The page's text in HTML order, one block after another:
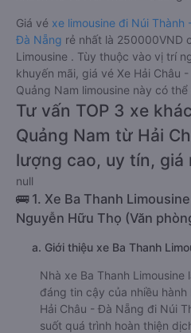
Giá vé xe limousine đi Núi
Đà Nẵng rẻ nhất là 250000VND
Limousine . Tùy thuộc vào vị trí
khuyến mãi, giá vé Xe Hải Châu
Quảng Nam limousine này có thể
Tư vấn TOP 3 xe
Quảng Nam từ Hải
lượng cao, uy tín,
null
🚌 1. Xe Ba Thanh
Nguyễn Hữu Thọ (Văn
a. Giới thiệu xe Ba Thanh
Nhà xe Ba Thanh
đáng tin cậy của nhiều
Hải Châu - Đà Nẵng đi Núi
suốt quá trình hoàn thiện